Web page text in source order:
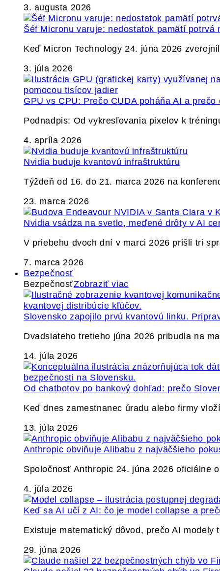
3. augusta 2026
Šéf Micronu varuje: nedostatok pamätí
Keď Micron Technology 24. júna 2026
3. júla 2026
GPU vs CPU: Prečo CUDA poháňa AI a
Podnadpis: Od vykresľovania pixelov k
4. apríla 2026
Nvidia buduje kvantovú infraštruktúru
Týždeň od 16. do 21. marca 2026 na
23. marca 2026
Nvidia vsádza na svetlo, meďené drôty v AI
V priebehu dvoch dní v marci 2026 prišli tri
7. marca 2026
Bezpečnosť
BezpečnosťZobraziť viac
Slovensko zapojilo prvú kvantovú linku.
Dvadsiateho tretieho júna 2026 pribudla na
14. júla 2026
Od chatbotov po bankový dohľad: prečo
Keď dnes zamestnanec úradu alebo firmy
13. júla 2026
Anthropic obviňuje Alibabu z najväčšieho
Spoločnosť Anthropic 24. júna 2026 oficiálne
4. júla 2026
Keď sa AI učí z AI: čo je model collapse a
Existuje matematický dôvod, prečo AI
29. júna 2026